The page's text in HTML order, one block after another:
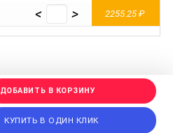
< > 2255.25 ₽
ДОБАВИТЬ В КОРЗИНУ
КУПИТЬ В ОДИН КЛИК